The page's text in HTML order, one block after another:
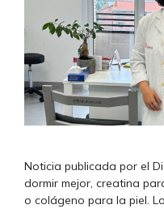
Noticia publicada por el
dormir mejor, creatina
o colágeno para la piel.